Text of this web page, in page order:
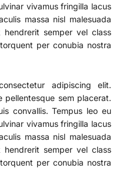
vivamus fringilla lacus
massa nisl malesuada
semper vel class
per conubia nostra
adipiscing elit.
pellentesque sem placerat.
convallis. Tempus leo eu
vivamus fringilla lacus
massa nisl malesuada
semper vel class
per conubia nostra